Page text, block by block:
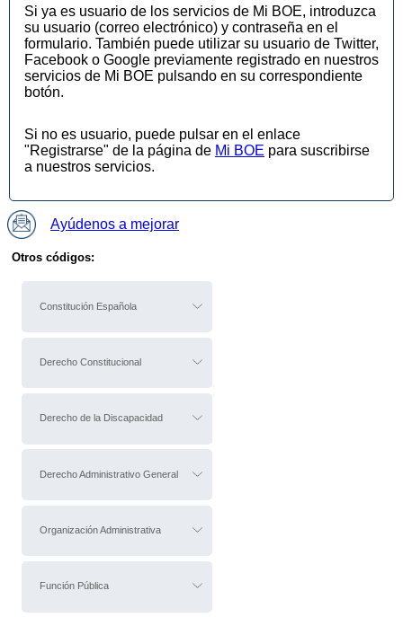
Otros códigos:
Constitución Española
Derecho Constitucional
Derecho de la Discapacidad
Derecho Administrativo General
Organización Administrativa
Función Pública
Si ya es usuario de los servicios de Mi BOE, introduzca
su usuario (correo electrónico) y contraseña en el
formulario. También puede utilizar su usuario de Twitter,
Facebook o Google previamente registrado en nuestros
servicios de Mi BOE pulsando en su correspondiente
botón.
Si no es usuario, puede pulsar en el enlace
"Registrarse" de la página de Mi BOE para suscribirse
a nuestros servicios.
Ayúdenos a mejorar